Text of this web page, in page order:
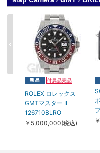
付属品完品
ROLEX ロレックス
GMTマスター II
126710BLRO
￥5,000,000(税込)